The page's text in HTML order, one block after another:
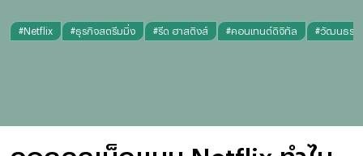
#Netflix #ธุรกิจสตรีมมิ่ง #รีด ฮาสติงส์ #คอนเทนต์ดิจิทัล #วัฒนธรร